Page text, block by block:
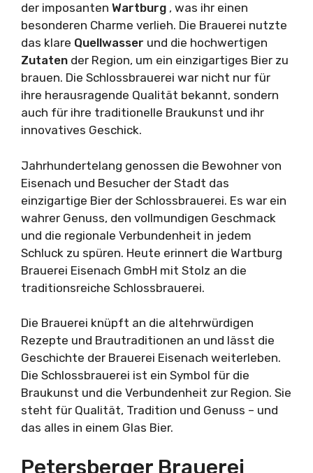
der imposanten Wartburg , was ihr einen
besonderen Charme verlieh. Die Brauerei nutzte
das klare Quellwasser und die hochwertigen
Zutaten der Region, um ein einzigartiges Bier zu
brauen. Die Schlossbrauerei war nicht nur für
ihre herausragende Qualität bekannt, sondern
auch für ihre traditionelle Braukunst und ihr
innovatives Geschick.
Jahrhundertelang genossen die Bewohner von
Eisenach und Besucher der Stadt das
einzigartige Bier der Schlossbrauerei. Es war ein
wahrer Genuss, den vollmundigen Geschmack
und die regionale Verbundenheit in jedem
Schluck zu spüren. Heute erinnert die Wartburg
Brauerei Eisenach GmbH mit Stolz an die
traditionsreiche Schlossbrauerei.
Die Brauerei knüpft an die altehrwürdigen
Rezepte und Brautraditionen an und lässt die
Geschichte der Brauerei Eisenach weiterleben.
Die Schlossbrauerei ist ein Symbol für die
Braukunst und die Verbundenheit zur Region. Sie
steht für Qualität, Tradition und Genuss – und
das alles in einem Glas Bier.
Petersberger Brauerei